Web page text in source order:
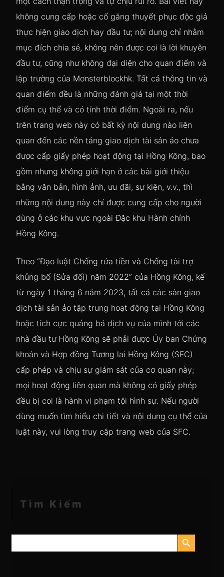
không cung cấp hoặc cố gắng thuyết phục độc giả
thực hiện giao dịch hay đầu tư; nội dung chỉ nhằm
mục đích chia sẻ, không nên được coi là lời khuyên
đầu tư, cũng như không đại diện cho quan điểm và
lập trường của Monsterblockhk. Tất cả thông tin và
quan điểm đều là những đánh giá tại một thời
điểm cụ thể và có tính thời điểm. Ngoài ra, nếu
trên trang web này có bất kỳ nội dung nào liên
quan đến các nền tảng giao dịch tài sản ảo chưa
được cấp giấy phép hoạt động tại Hồng Kông, bao
gồm nhưng không giới hạn ở các bài giới thiệu
bằng văn bản, hình ảnh, ưu đãi, sự kiện, v.v., thì
những nội dung này chỉ được cung cấp cho người
dùng ở các khu vực ngoài Đặc khu Hành chính
Hồng Kông.
Theo “Đạo luật Chống rửa tiền và Chống tài trợ
khủng bố (Sửa đổi) năm 2022” của Hồng Kông, kể
từ ngày 1 tháng 6 năm 2023, tất cả các sàn giao
dịch tài sản ảo tập trung hoạt động tại Hồng Kông
hoặc tích cực quảng bá dịch vụ của mình tới các
nhà đầu tư Hồng Kông sẽ phải được Ủy ban Chứng
khoán và Hợp đồng Tương lai Hồng Kông (SFC)
cấp phép và chịu sự giám sát của cơ quan này;
mọi hoạt động liên quan mà không có giấy phép
đều bị coi là hành vi phạm tội hình sự. Nếu người
dùng muốn tìm hiểu chi tiết và nội dung cụ thể của
luật này, vui lòng truy cập trang web của SFC.
Tìm Kiếm
Tìm
NÚT TÌM KIẾM